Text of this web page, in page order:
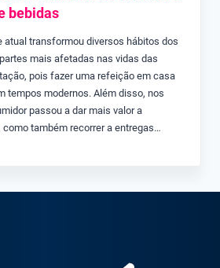
bebidas
atual transformou diversos hábitos dos
mais afetadas nas vidas das
pois fazer uma refeição em casa
tempos modernos. Além disso, nos
passou a dar mais valor a
também recorrer a entregas…